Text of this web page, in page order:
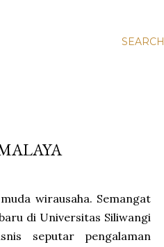
SEARCH
wirausaha. Semangat
di Universitas Siliwangi
seputar pengalaman